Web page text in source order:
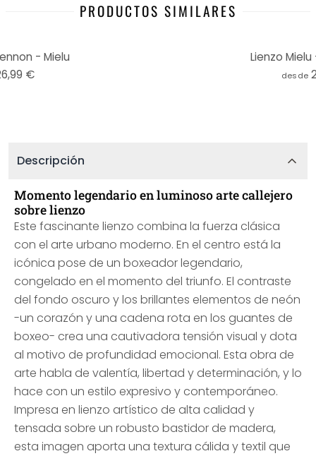
PRODUCTOS SIMILARES
- Mielu
€
Lienzo
desde
Descripción
Momento legendario en luminoso arte callejero
sobre lienzo
Este fascinante lienzo combina la fuerza clásica
con el arte urbano moderno. En el centro está la
icónica pose de un boxeador legendario,
congelado en el momento del triunfo. El contraste
del fondo oscuro y los brillantes elementos de neón
-un corazón y una cadena rota en los guantes de
boxeo- crea una cautivadora tensión visual y dota
al motivo de profundidad emocional. Esta obra de
arte habla de valentía, libertad y determinación, y lo
hace con un estilo expresivo y contemporáneo.
Impresa en lienzo artístico de alta calidad y
tensada sobre un robusto bastidor de madera,
esta imagen aporta una textura cálida y textil que